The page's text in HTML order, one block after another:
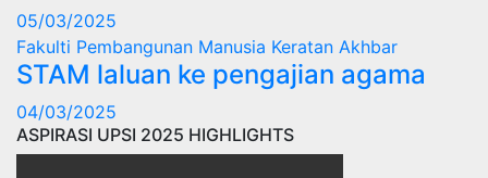
05/03/2025
Fakulti Pembangunan Manusia Keratan Akhbar
STAM laluan ke pengajian agama
04/03/2025
ASPIRASI UPSI 2025 HIGHLIGHTS